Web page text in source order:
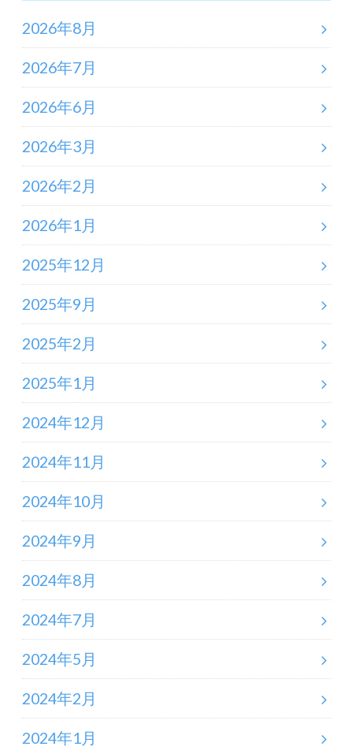
2026年8月
2026年7月
2026年6月
2026年3月
2026年2月
2026年1月
2025年12月
2025年9月
2025年2月
2025年1月
2024年12月
2024年11月
2024年10月
2024年9月
2024年8月
2024年7月
2024年5月
2024年2月
2024年1月